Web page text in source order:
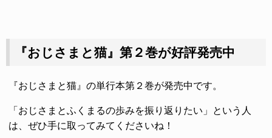
『おじさまと猫』第２巻が好評発売中
『おじさまと猫』の単行本第２巻が発売中です。
「おじさまとふくまるの歩みを振り返りたい」という人
は、ぜひ手に取ってみてくださいね！